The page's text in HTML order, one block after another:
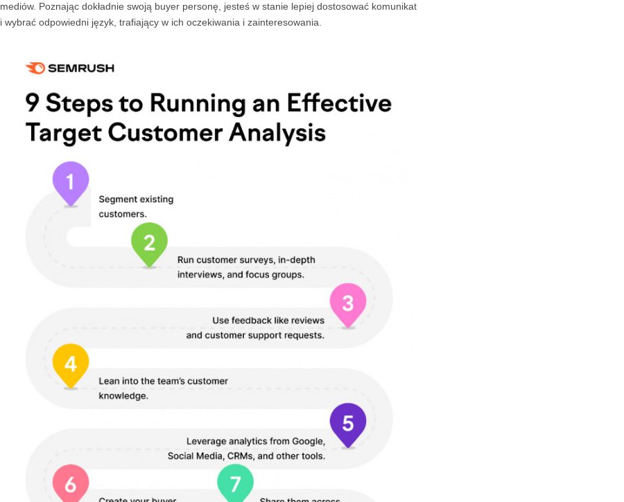
mediów. Poznając dokładnie swoją buyer personę, jesteś w stanie lepiej dostosować komunikat
i wybrać odpowiedni język, trafiający w ich oczekiwania i zainteresowania.